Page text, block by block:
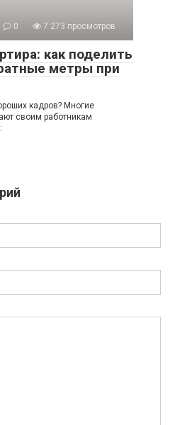
0
7 273 просмотров
как поделить
метры при
кадров? Многие
своим работникам